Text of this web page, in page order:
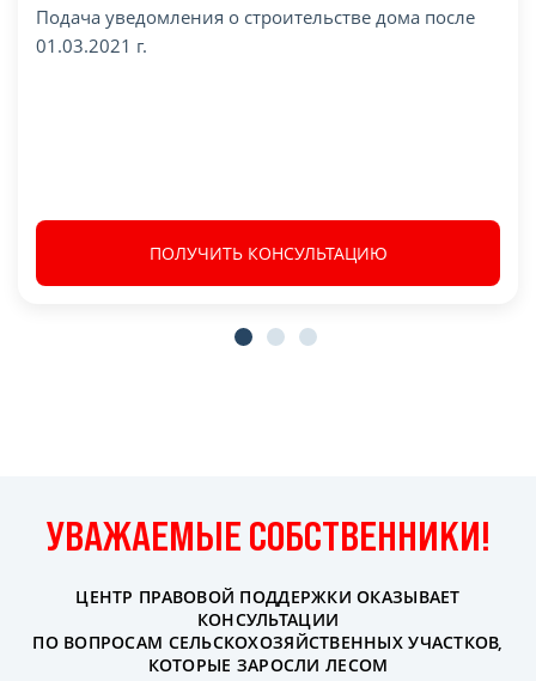
Подача уведомления о строительстве дома после
01.03.2021 г.
ПОЛУЧИТЬ КОНСУЛЬТАЦИЮ
УВАЖАЕМЫЕ СОБСТВЕННИКИ!
ЦЕНТР ПРАВОВОЙ ПОДДЕРЖКИ ОКАЗЫВАЕТ
КОНСУЛЬТАЦИИ
ПО ВОПРОСАМ СЕЛЬСКОХОЗЯЙСТВЕННЫХ УЧАСТКОВ,
КОТОРЫЕ ЗАРОСЛИ ЛЕСОМ